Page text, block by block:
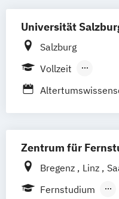
Universität
Salzburg
Vollzeit
Applied
Zentrum für
Bregenz Linz
Fernstudium